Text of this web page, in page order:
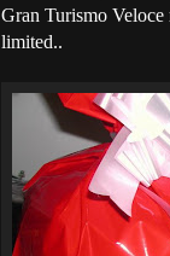
Gran Turismo Veloce
limited..